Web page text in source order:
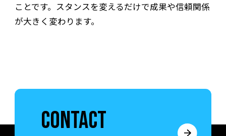
ことです。スタンスを変えるだけで成果や信頼関係
が大きく変わります。
CONTACT